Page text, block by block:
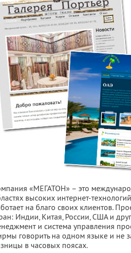
«МЕГАТОН» – это
высоких интернет-
на благо своих клиентов.
Индии, Китая, России, США и
и система управления
говорить на одном языке и не
в часовых поясах.